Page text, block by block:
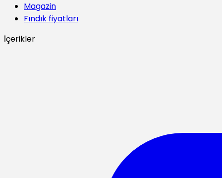
Magazin
Fındık fiyatları
İçerikler